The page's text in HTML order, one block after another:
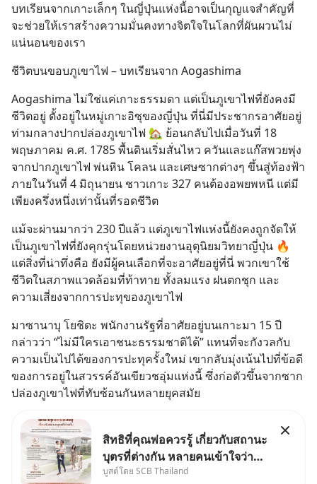
บทเรียนจากเกาะเล็กๆ ในญี่ปุ่นแห่งนี้อาจเป็นกุญแจสำคัญที่
จะช่วยให้เราสร้างความมั่นคงทางจิตใจในโลกที่ผันผวนไม่
แน่นอนของเรา
ชีวิตบนขอบภูเขาไฟ – บทเรียนจาก Aogashima
Aogashima ไม่ใช่แค่เกาะธรรมดา แต่เป็นภูเขาไฟที่ยังคงมี
ชีวิตอยู่ ตั้งอยู่ในหมู่เกาะอิซุของญี่ปุ่น ที่นี่มีประชากรอาศัยอยู่
ท่ามกลางปากปล่องภูเขาไฟ 🏡 ย้อนกลับไปเมื่อวันที่ 18
พฤษภาคม ค.ศ. 1785 พื้นดินเริ่มสั่นไหว ควันและแก๊สพวยพุ่ง
จากปากภูเขาไฟ พ่นหิน โคลน และเศษซากต่างๆ ขึ้นสู่ท้องฟ้า
ภายในวันที่ 4 มิถุนายน ชาวเกาะ 327 คนต้องอพยพหนี แต่มี
เพียงครึ่งหนึ่งเท่านั้นที่รอดชีวิต
แม้จะผ่านมากว่า 230 ปีแล้ว แต่ภูเขาไฟแห่งนี้ยังคงถูกจัดให้
เป็นภูเขาไฟที่ยังคุกรุ่นโดยหน่วยงานอุตุนิยมวิทยาญี่ปุ่น 🔥
แต่สิ่งที่น่าทึ่งคือ ยังมีผู้คนเลือกที่จะอาศัยอยู่ที่นี่ พวกเขาใช้
ชีวิตในสภาพแวดล้อมที่ท้าทาย ทั้งลมแรง ฝนตกชุก และ
ความเสี่ยงจากการปะทุของภูเขาไฟ
มาซานาบุ โยชิดะ พนักงานรัฐที่อาศัยอยู่บนเกาะมา 15 ปี
กล่าวว่า “ไม่มีใครเอาชนะธรรมชาติได้” แทนที่จะกังวลกับ
ความเป็นไปได้ของการปะทุครั้งใหม่ เขากลับมุ่งเน้นไปที่ข้อดี
ของการอยู่ในสวรรค์อันเขียวชอุ่มแห่งนี้ ซึ่งก่อตัวขึ้นจากซาก
ปล่องภูเขาไฟที่ทับซ้อนกันหลายยุคสมัย
สิทธิที่คุณพ่อควรรู้ เกี่ยวกับสถานะ
บุตรที่ต่างกัน หลายคนเข้าใจว่า
"เมื่อเป็นลูกของพ่อและแม่ ก็ย่อม
บูสต์โดย SCB Thailand